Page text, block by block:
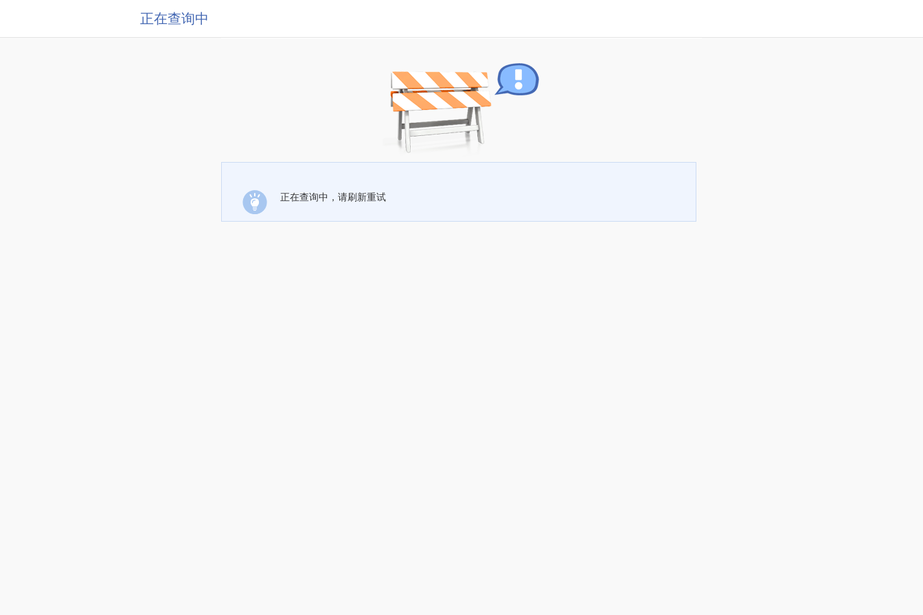
正在查询中
正在查询中，请刷新重试